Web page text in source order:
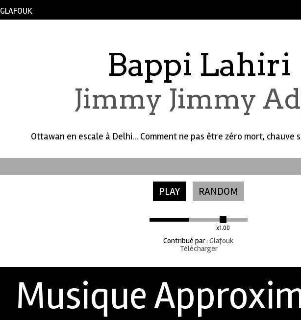
GLAFOUK
Bappi Lahiri
Jimmy Jimmy
Ottawan en escale à Delhi... Comment ne pas être zéro mort, chauve
PLAY RANDOM
x1.00
Contribué par: Glafouk
Télécharger
Musique